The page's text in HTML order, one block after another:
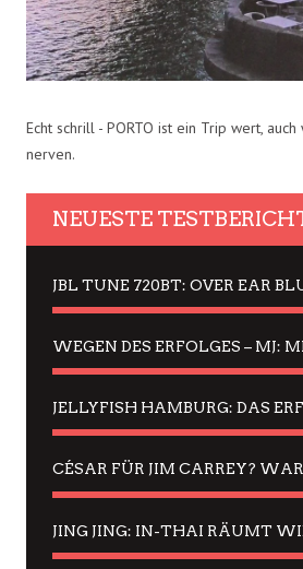
Echt schrill - PORTO ist ein Trip wert,
nerven.
NEUESTE